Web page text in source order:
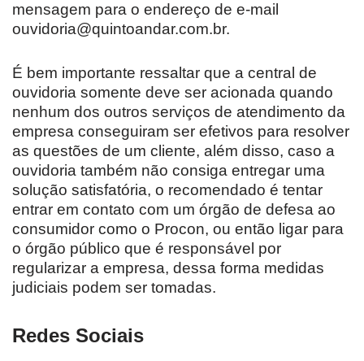
mensagem para o endereço de e-mail
ouvidoria@quintoandar.com.br.
É bem importante ressaltar que a central de
ouvidoria somente deve ser acionada quando
nenhum dos outros serviços de atendimento da
empresa conseguiram ser efetivos para resolver
as questões de um cliente, além disso, caso a
ouvidoria também não consiga entregar uma
solução satisfatória, o recomendado é tentar
entrar em contato com um órgão de defesa ao
consumidor como o Procon, ou então ligar para
o órgão público que é responsável por
regularizar a empresa, dessa forma medidas
judiciais podem ser tomadas.
Redes Sociais